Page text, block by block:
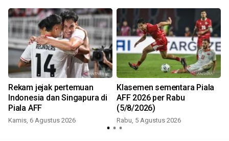
Rekam jejak pertemuan
Indonesia dan Singapura di
Piala AFF
Kamis, 6 Agustus 2026
Klasemen sementara Piala
AFF 2026 per Rabu
(5/8/2026)
Rabu, 5 Agustus 2026